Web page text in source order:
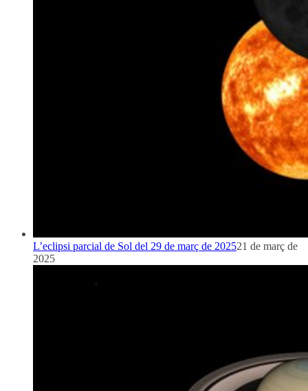
L’eclipsi parcial de Sol del 29 de març de 202521 de març de
2025